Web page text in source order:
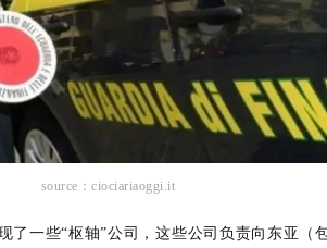
source：ciociariaoggi.it
了一些“枢轴”公司，这些公司负责向东亚（